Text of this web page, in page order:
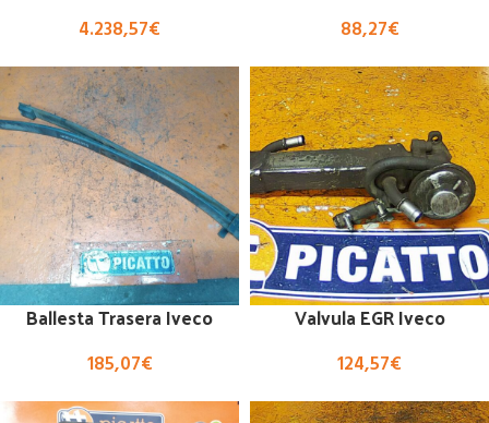
4.238,57€ 88,27€
Ballesta Trasera Iveco
185,07€
Valvula EGR Iveco
124,57€